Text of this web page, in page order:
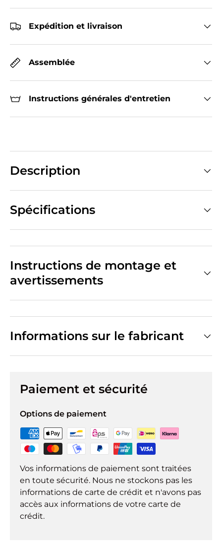
Expédition et livraison
Assemblée
Instructions générales d'entretien
Description
Spécifications
Instructions de montage et
avertissements
Informations sur le fabricant
Paiement et sécurité
Options de paiement
Vos informations de paiement sont traitées
en toute sécurité. Nous ne stockons pas les
informations de carte de crédit et n'avons pas
accès aux informations de votre carte de
crédit.